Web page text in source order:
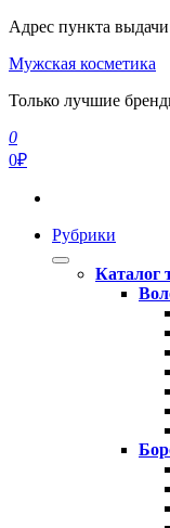
Перейти
содержимому
Адрес пункта выдачи
Мужская косметика
Только лучшие
0
0₽
Рубрики
Каталог